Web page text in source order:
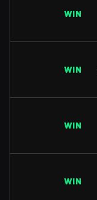
WIN
WIN
WIN
WIN